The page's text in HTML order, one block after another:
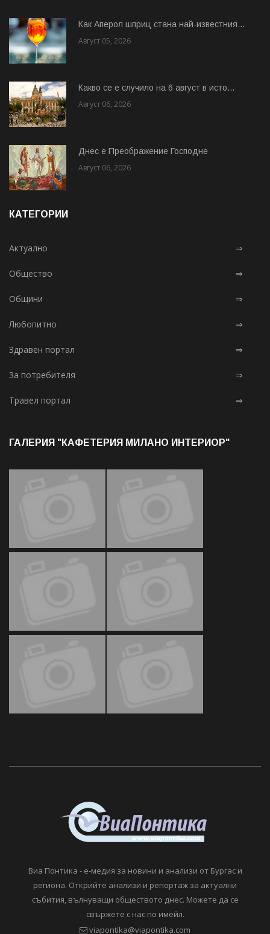
Как Аперол шприц стана най-известния...
Август 05, 2026
Какво се е случило на 6 август в исто...
Август 06, 2026
Днес е Преображение Господне
Август 06, 2026
КАТЕГОРИИ
Актуално ⇒
Общество ⇒
Общини ⇒
Любопитно ⇒
Здравен портал ⇒
За потребителя ⇒
Травел портал ⇒
ГАЛЕРИЯ "КАФЕТЕРИЯ МИЛАНО ИНТЕРИОР"
Виа Понтика - е-медия за новини и анализи от Бургас и
региона. Открийте анализи и репортаж за актуални
събития, вълнуващи обществото днес. Можете да се
свържете с нас по имейл.
viapontika@viapontika.com